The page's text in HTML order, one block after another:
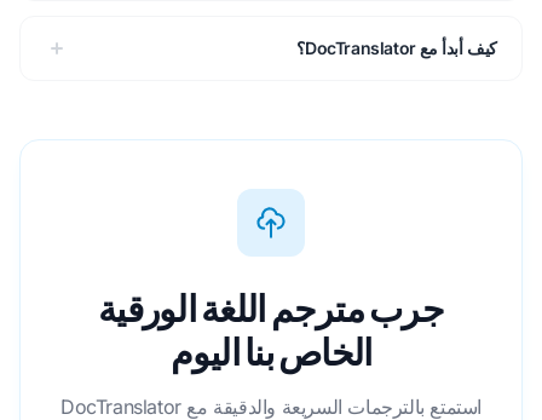
كيف أبدأ مع DocTranslator؟
جرب مترجم اللغة الورقية
الخاص بنا اليوم
استمتع بالترجمات السريعة والدقيقة مع DocTranslator